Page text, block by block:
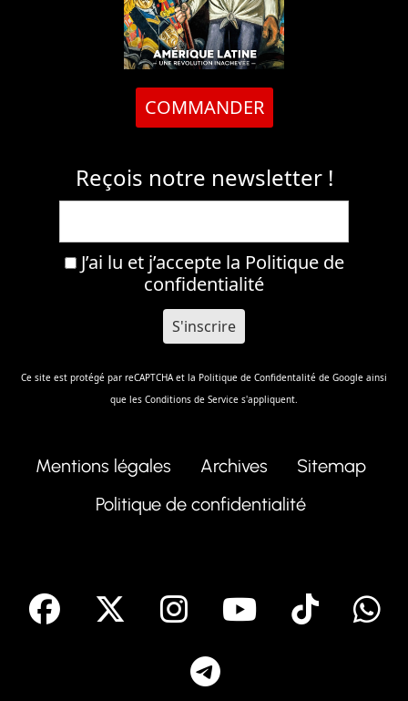
COMMANDER
Reçois notre newsletter !
J’ai lu et j’accepte la Politique de
confidentialité
Ce site est protégé par reCAPTCHA et la Politique de Confidentalité de Google ainsi
que les Conditions de Service s'appliquent.
Mentions légales Archives
Sitemap
Politique de confidentialité
facebook Instagram
Youtube
Tik